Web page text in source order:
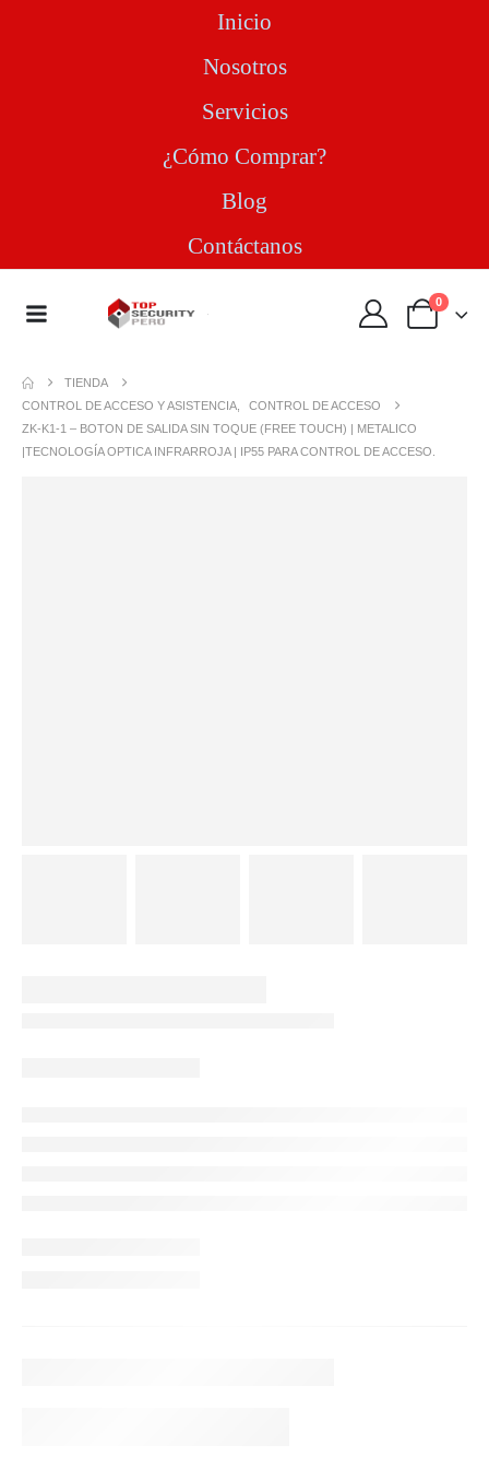
Inicio
Nosotros
Servicios
¿Cómo Comprar?
Blog
Contáctanos
0
TIENDA
CONTROL DE ACCESO Y ASISTENCIA
CONTROL DE ACCESO
ZK-K1-1 – BOTON DE SALIDA SIN TOQUE (FREE TOUCH) | METALICO
|TECNOLOGÍA OPTICA INFRARROJA | IP55 PARA CONTROL DE ACCESO.